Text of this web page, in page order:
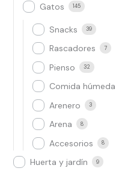
Gatos 145
Snacks 39
Rascadores 7
Pienso 32
Comida húmeda
Arenero 3
Arena 8
Accesorios 8
Huerta y jardín 9